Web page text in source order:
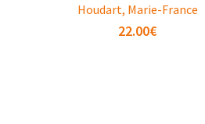
Houdart, Marie-France
22.00€